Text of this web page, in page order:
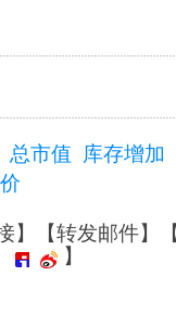
总市值
库存增加
】【转发邮件】
】